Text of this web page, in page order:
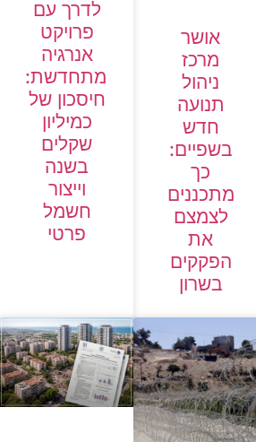
אושר
מרכז
ניהול
תנועה
חדש
בשפיים:
כך
מתכננים
לצמצם
את
הפקקים
בשרון
לדרך עם
פרויקט
אנרגיה
מתחדשת:
חיסכון של
כמיליון
שקלים
בשנה
וייצור
חשמל
פרטי